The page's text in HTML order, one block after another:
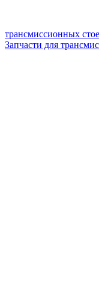
трансмиссионных
Запчасти для